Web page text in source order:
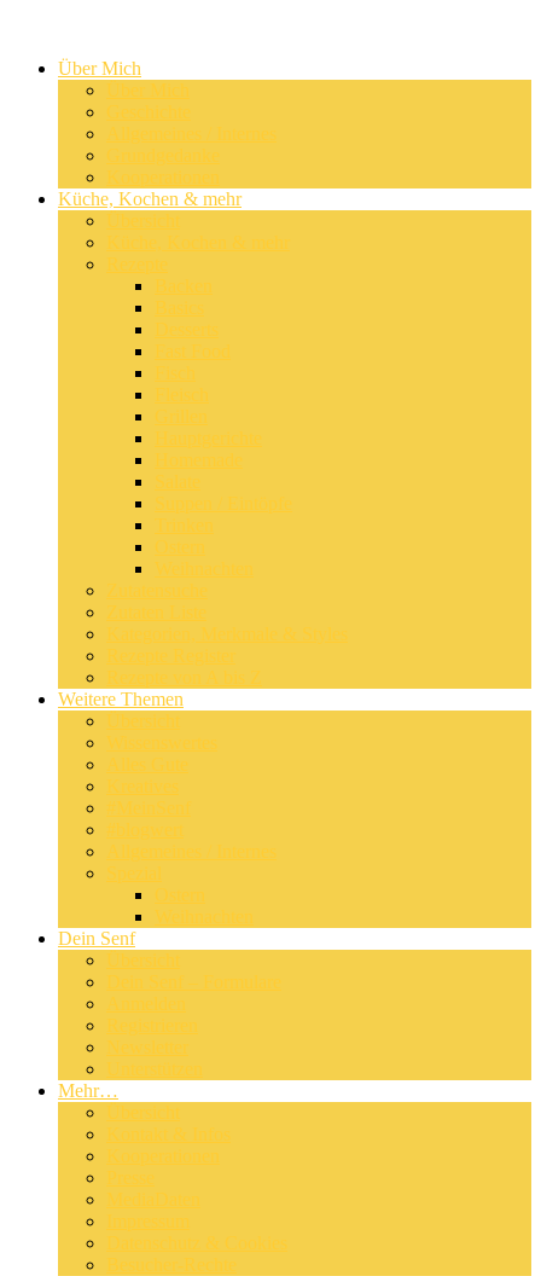
Über Mich
Über Mich
Geschichte
Allgemeines / Internes
Grundgedanke
Kooperationen
Küche, Kochen & mehr
Übersicht
Küche, Kochen & mehr
Rezepte
Backen
Basics
Desserts
Fast Food
Fisch
Fleisch
Grillen
Hauptgerichte
Homemade
Salate
Suppen / Eintöpfe
Trinken
Ostern
Weihnachten
Zutatensuche
Zutaten Liste
Kategorien, Merkmale & Styles
Rezepte Register
Rezepte von A bis Z
Weitere Themen
Übersicht
Wissenswertes
Alles Gute
Kreatives
#MeinSenf
#blogwert
Allgemeines / Internes
Spezial
Ostern
Weihnachten
Dein Senf
Übersicht
Dein Senf – Formulare
Anmelden
Registrieren
Newsletter
Unterstützen
Mehr…
Übersicht
Kontakt & Infos
Kooperationen
Presse
MediaDaten
Impressum
Datenschutz & Cookies
Besucher-Rechte